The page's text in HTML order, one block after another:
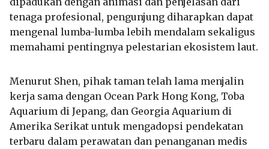
tenaga profesional, pengunjung diharapkan dapat
mengenal lumba-lumba lebih mendalam sekaligus
memahami pentingnya pelestarian ekosistem laut.
Menurut Shen, pihak taman telah lama menjalin
kerja sama dengan Ocean Park Hong Kong, Toba
Aquarium di Jepang, dan Georgia Aquarium di
Amerika Serikat untuk mengadopsi pendekatan
terbaru dalam perawatan dan penanganan medis